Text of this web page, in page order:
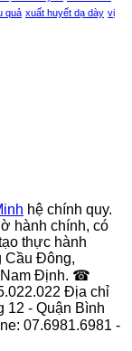
quả xuất huyết dạ dày vị
hệ chính quy.
hành chính, có
thực hành
Cầu Đông,
Nam Định. ☎
Địa chỉ
12 - Quận Bình
07.6981.6981 -